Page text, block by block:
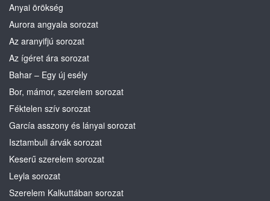
Anyai örökség
Aurora angyala sorozat
Az aranyifjú sorozat
Az ígéret ára sorozat
Bahar – Egy új esély
Bor, mámor, szerelem sorozat
Féktelen szív sorozat
García asszony és lányai sorozat
Isztambuli árvák sorozat
Keserű szerelem sorozat
Leyla sorozat
Szerelem Kalkuttában sorozat